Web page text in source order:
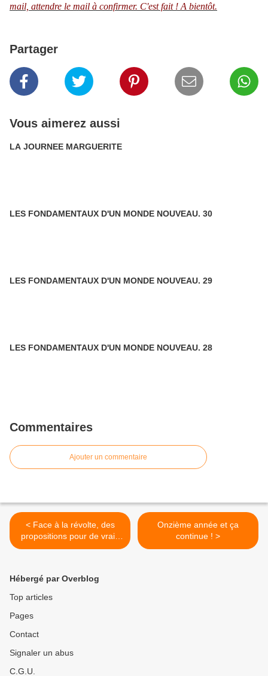
mail, attendre le mail à confirmer. C'est fait ! A bientôt.
Partager
Vous aimerez aussi
LA JOURNEE MARGUERITE
LES FONDAMENTAUX D'UN MONDE NOUVEAU. 30
LES FONDAMENTAUX D'UN MONDE NOUVEAU. 29
LES FONDAMENTAUX D'UN MONDE NOUVEAU. 28
Commentaires
Ajouter un commentaire
< Face à la révolte, des
propositions pour de vrais
changements !
Onzième année et ça
continue ! >
Hébergé par Overblog
Top articles
Pages
Contact
Signaler un abus
C.G.U.